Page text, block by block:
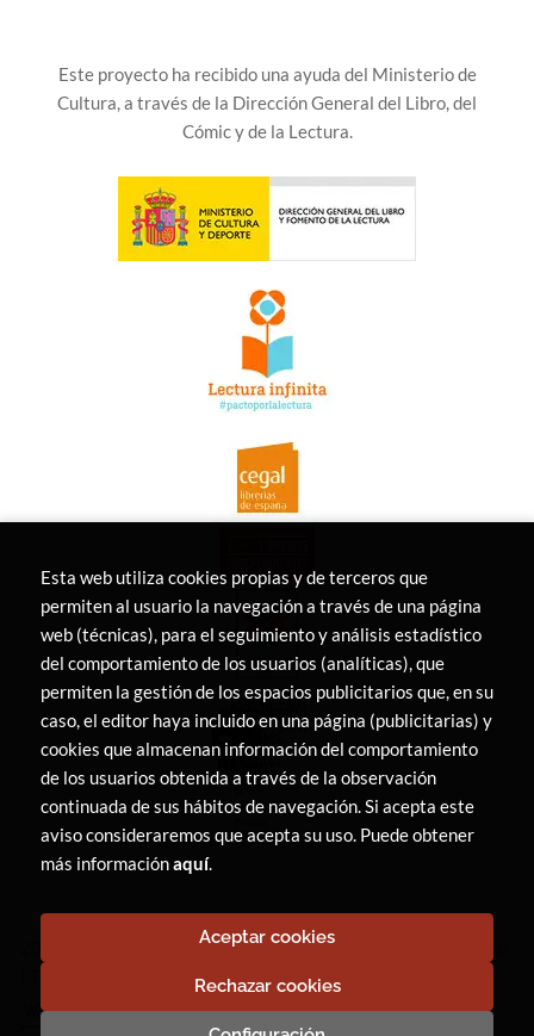
Este proyecto ha recibido una ayuda del Ministerio de
Cultura, a través de la Dirección General del Libro, del
Cómic y de la Lectura.
LIBRERÍA CANAIMA. Todos los Derechos Reservados
Esta web utiliza cookies propias y de terceros que
permiten al usuario la navegación a través de una página
web (técnicas), para el seguimiento y análisis estadístico
del comportamiento de los usuarios (analíticas), que
permiten la gestión de los espacios publicitarios que, en su
caso, el editor haya incluido en una página (publicitarias) y
cookies que almacenan información del comportamiento
de los usuarios obtenida a través de la observación
continuada de sus hábitos de navegación. Si acepta este
aviso consideraremos que acepta su uso. Puede obtener
más informaciónaquí.
Rechazar cookies
Aceptar cookies